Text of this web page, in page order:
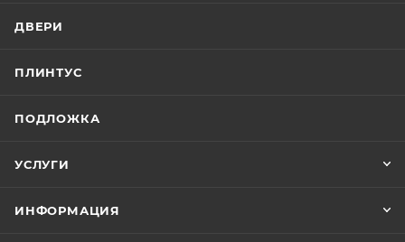
ДВЕРИ
ПЛИНТУС
ПОДЛОЖКА
УСЛУГИ
ИНФОРМАЦИЯ